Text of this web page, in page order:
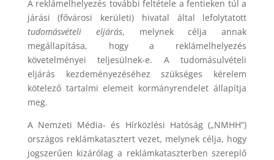
A reklámelhelyezés további feltétele a fentieken túl a
járási (fővárosi kerületi) hivatal által lefolytatott
tudomásvételi eljárás, melynek célja annak
megállapítása, hogy a reklámelhelyezés
követelményei teljesülnek-e. A tudomásulvételi
eljárás kezdeményezéséhez szükséges kérelem
kötelező tartalmi elemeit kormányrendelet állapítja
meg.
A Nemzeti Média- és Hírközlési Hatóság („NMHH”)
országos reklámkatasztert vezet, melynek célja, hogy
jogszerűen kizárólag a reklámkataszterben szereplő